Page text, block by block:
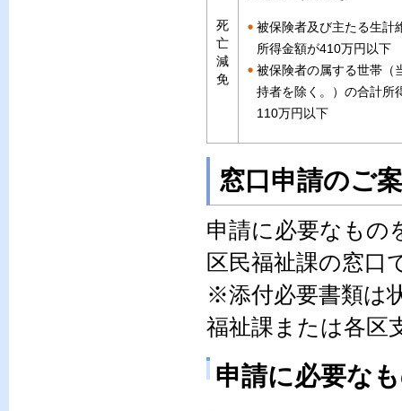
死
亡
減
免
被保険者及び主たる生計
所得金額が410万円以下
被保険者の属する世帯（
持者を除く。）の合計所
110万円以下
窓口申請のご
申請に必要なもの
区民福祉課の窓口
※添付必要書類は
福祉課または各区
申請に必要な